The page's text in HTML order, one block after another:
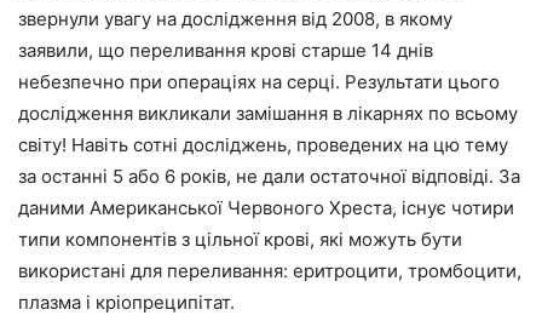
звернули увагу на дослідження від 2008, в якому
заявили, що переливання крові старше 14 днів
небезпечно при операціях на серці. Результати цього
дослідження викликали замішання в лікарнях по всьому
світу! Навіть сотні досліджень, проведених на цю тему
за останні 5 або 6 років, не дали остаточної відповіді. За
даними Американської Червоного Хреста, існує чотири
типи компонентів з цільної крові, які можуть бути
використані для переливання: еритроцити, тромбоцити,
плазма і кріопреципітат.